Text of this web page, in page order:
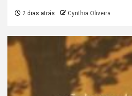
2 dias atrás Cynthia Oliveira